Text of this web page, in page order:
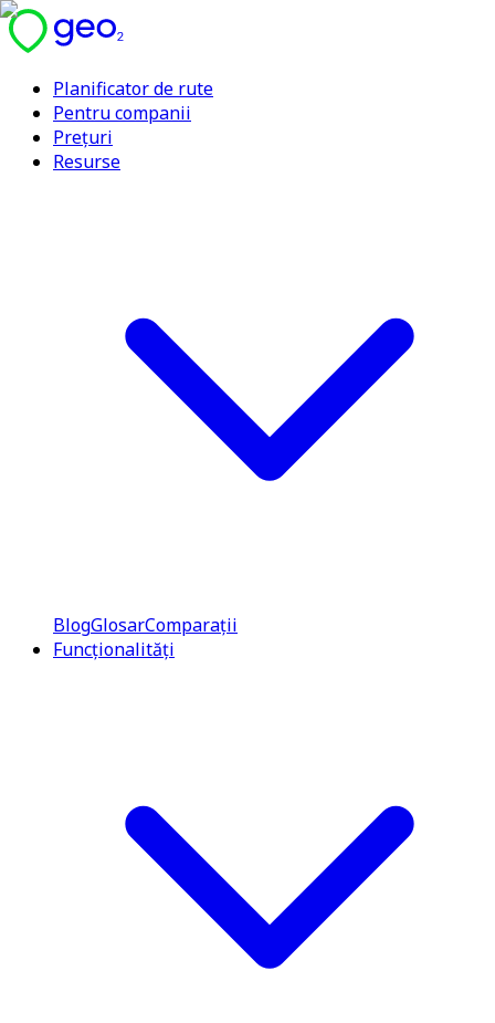
Planificator de rute
Pentru companii
Prețuri
Resurse
BlogGlosarComparații
Funcționalități